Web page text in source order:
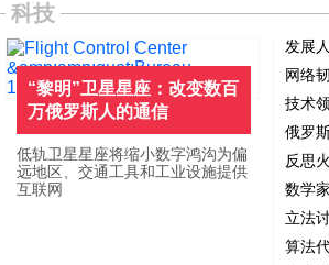
科技
“黎明”卫星星座：改变数百
万俄罗斯人的通信
低轨卫星星座将缩小数字鸿沟为偏
远地区、交通工具和工业设施提供
互联网
发展
网络
技术
俄罗
反思
数学
立法
算法